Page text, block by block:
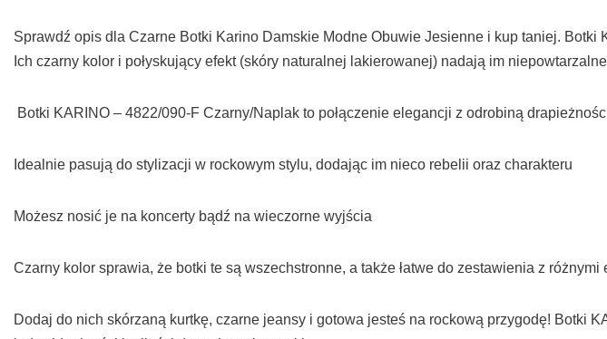
Sprawdź opis dla Czarne Botki Karino Damskie Modne Obuwie Jesienne i kup taniej.
Ich czarny kolor i połyskujący efekt (skóry naturalnej lakierowanej) nadają im
Botki KARINO – 4822/090-F Czarny/Naplak to połączenie elegancji z odrobiną
Idealnie pasują do stylizacji w rockowym stylu, dodając im nieco rebelii oraz charakteru
Możesz nosić je na koncerty bądź na wieczorne wyjścia
Czarny kolor sprawia, że botki te są wszechstronne, a także łatwe do zestawienia z różnymi
Dodaj do nich skórzaną kurtkę, czarne jeansy i gotowa jesteś na rockową przygodę! Botki